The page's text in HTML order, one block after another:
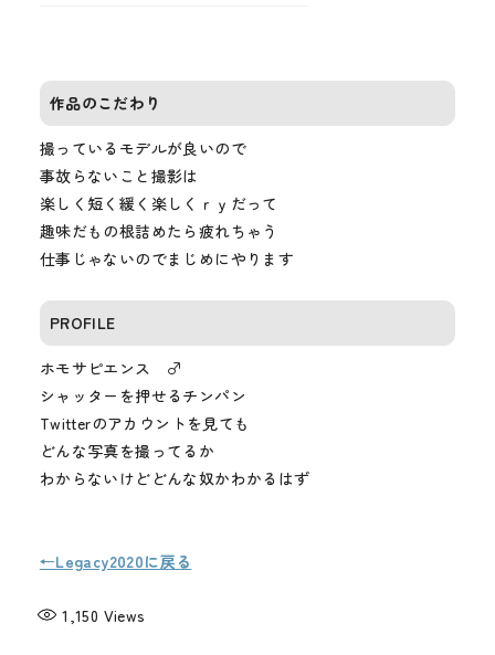
作品のこだわり
撮っているモデルが良いので
事故らないこと撮影は
楽しく短く緩く楽しくｒｙだって
趣味だもの根詰めたら疲れちゃう
仕事じゃないのでまじめにやります
PROFILE
ホモサピエンス ♂
シャッターを押せるチンパン
Twitterのアカウントを見ても
どんな写真を撮ってるか
わからないけどどんな奴かわかるはず
←Legacy2020に戻る
1,150 Views